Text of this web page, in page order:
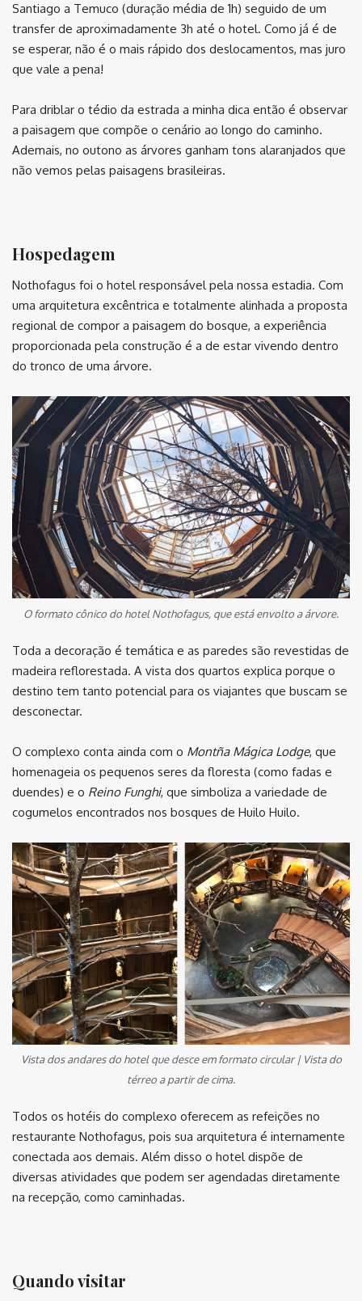
Santiago a Temuco (duração média de 1h) seguido de um
transfer de aproximadamente 3h até o hotel. Como já é de
se esperar, não é o mais rápido dos deslocamentos, mas juro
que vale a pena!
Para driblar o tédio da estrada a minha dica então é observar
a paisagem que compõe o cenário ao longo do caminho.
Ademais, no outono as árvores ganham tons alaranjados que
não vemos pelas paisagens brasileiras.
Hospedagem
Nothofagus foi o hotel responsável pela nossa estadia. Com
uma arquitetura excêntrica e totalmente alinhada a proposta
regional de compor a paisagem do bosque, a experiência
proporcionada pela construção é a de estar vivendo dentro
do tronco de uma árvore.
O formato cônico do hotel Nothofagus, que está envolto a árvore.
Toda a decoração é temática e as paredes são revestidas de
madeira reflorestada. A vista dos quartos explica porque o
destino tem tanto potencial para os viajantes que buscam se
desconectar.
O complexo conta ainda com o Montña Mágica Lodge, que
homenageia os pequenos seres da floresta (como fadas e
duendes) e o Reino Funghi, que simboliza a variedade de
cogumelos encontrados nos bosques de Huilo Huilo.
Vista dos andares do hotel que desce em formato circular | Vista do
térreo a partir de cima.
Todos os hotéis do complexo oferecem as refeições no
restaurante Nothofagus, pois sua arquitetura é internamente
conectada aos demais. Além disso o hotel dispõe de
diversas atividades que podem ser agendadas diretamente
na recepção, como caminhadas.
Quando visitar